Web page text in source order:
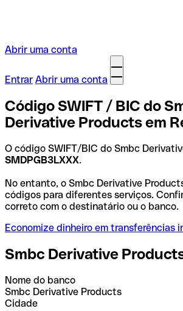
Abrir uma conta
Entrar Abrir uma conta
Código SWIFT / BIC do
Derivative Products em
O código SWIFT/BIC do Smbc
SMDPGB3LXXX.
No entanto, o Smbc Derivative
códigos para diferentes serviços.
correto com o destinatário ou o banco.
Economize dinheiro em transferências
Smbc Derivative
Nome do banco
Smbc Derivative Products
Cidade